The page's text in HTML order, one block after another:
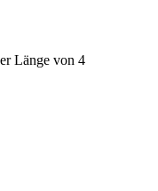
Länge von 4